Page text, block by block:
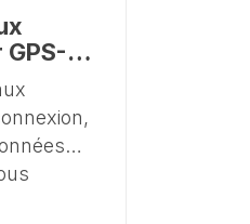
à